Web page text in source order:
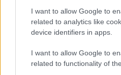
I want to allow Google to
related to analytics like
device identifiers in apps.
I want to allow Google to
related to functionality of
Άνοδος 0,74% στο